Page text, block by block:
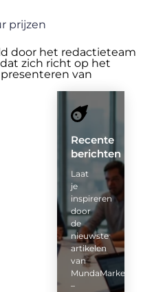
prijzen
door het redactieteam
zich richt op het
van
Recente
berichten
Laat
je
inspireren
door
de
nieuwste
artikelen
van
MundaMarketing.nl
–